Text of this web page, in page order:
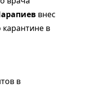
внес
в
в